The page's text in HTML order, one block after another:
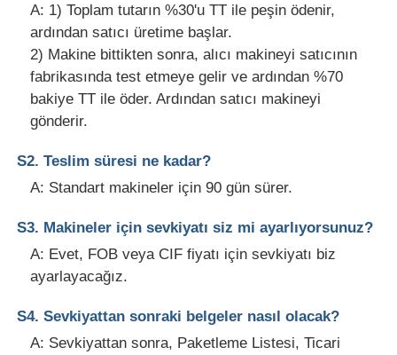
A: 1) Toplam tutarın %30'u TT ile peşin ödenir,
ardından satıcı üretime başlar.
2) Makine bittikten sonra, alıcı makineyi satıcının
fabrikasında test etmeye gelir ve ardından %70
bakiye TT ile öder. Ardından satıcı makineyi
gönderir.
S2. Teslim süresi ne kadar?
A: Standart makineler için 90 gün sürer.
S3. Makineler için sevkiyatı siz mi ayarlıyorsunuz?
A: Evet, FOB veya CIF fiyatı için sevkiyatı biz
ayarlayacağız.
S4. Sevkiyattan sonraki belgeler nasıl olacak?
A: Sevkiyattan sonra, Paketleme Listesi, Ticari